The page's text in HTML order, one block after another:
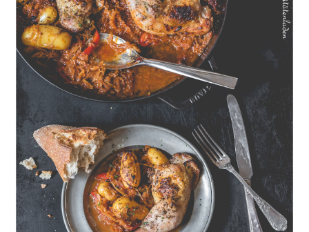
Geschmorte Hähnchenschenkel auf Paprikakraut und kleinen
Kartoffeln